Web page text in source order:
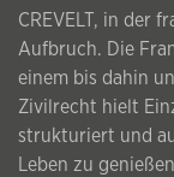
CREVELT, in der
Aufbruch. Die
einem bis dahin
Zivilrecht hielt
strukturiert und
Leben zu